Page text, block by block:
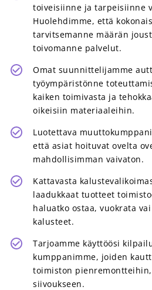
toiveisiinne ja tarpeisiinne
Huolehdimme, että
tarvitsemanne määrän
toivomanne palvelut.
Omat suunnittelijamme
työympäristönne
kaiken toimivasta ja
oikeisiin materiaaleihin.
Luotettava
että asiat hoituvat ovelta
mahdollisimman vaivaton.
Kattavasta
laadukkaat tuotteet
haluatko ostaa, vuokrata
kalusteet.
Tarjoamme käyttöösi
kumppanimme, joiden
toimiston
siivoukseen.